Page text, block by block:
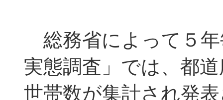
総務省によって５
実態調査」では、都
世帯数が集計され発